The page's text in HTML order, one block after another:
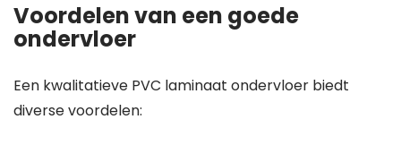
Voordelen van een goede
ondervloer
Een kwalitatieve PVC laminaat ondervloer biedt
diverse voordelen: